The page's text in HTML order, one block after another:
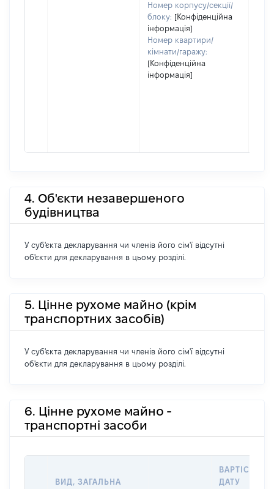
Номер корпусу/секції/
блоку: [Конфіденційна
інформація]
Номер квартири/
кімнати/гаражу:
[Конфіденційна
інформація]
4. Об'єкти незавершеного
будівництва
У суб'єкта декларування чи членів його сім'ї відсутні
об'єкти для декларування в цьому розділі.
5. Цінне рухоме майно (крім
транспортних засобів)
У суб'єкта декларування чи членів його сім'ї відсутні
об'єкти для декларування в цьому розділі.
6. Цінне рухоме майно -
транспортні засоби
ВИД, ЗАГАЛЬНА
ВАРТІСТЬ НА
ДАТУ